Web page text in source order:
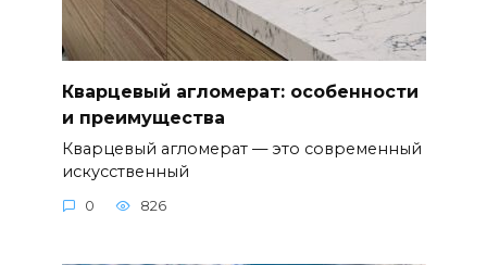
Кварцевый агломерат: особенности
и преимущества
Кварцевый агломерат — это современный
искусственный
0 826